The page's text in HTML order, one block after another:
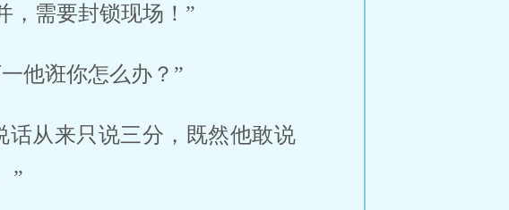
，需要封锁现场！”
他诳你怎么办？”
话从来只说三分，既然他敢说
”